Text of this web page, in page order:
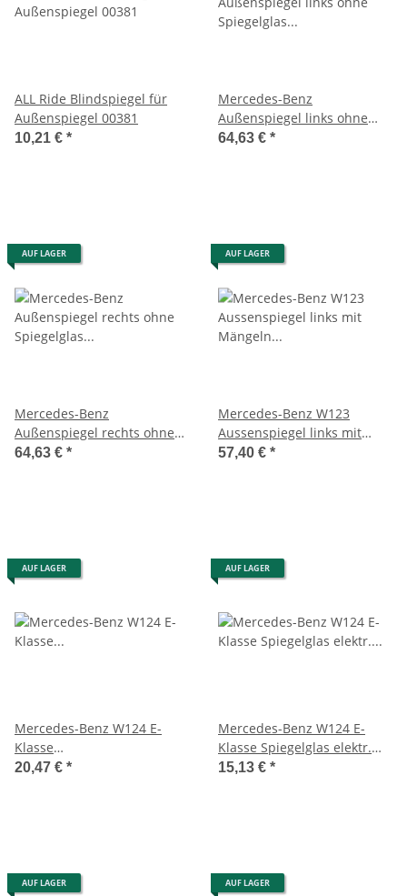
ALL Ride Blindspiegel für
Außenspiegel 00381
10,21 € *
Mercedes-Benz
Außenspiegel links ohne
Spiegelglas mit Elektromotor
64,63 € *
AUF LAGER
Mercedes-Benz
Außenspiegel rechts ohne
Spiegelglas mit Elektromotor
64,63 € *
AUF LAGER
Mercedes-Benz W123
Aussenspiegel links mit
Mängeln A1238110361
57,40 € *
AUF LAGER
Mercedes-Benz W124 E-
Klasse
Außenspiegelgehäuse links
20,47 € *
AUF LAGER
Mercedes-Benz W124 E-
Klasse Spiegelglas elektr.
Außenspiegel rechts
15,13 € *
AUF LAGER AUF LAGER